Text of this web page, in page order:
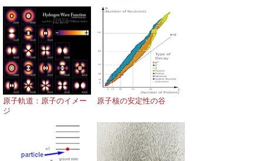
原子軌道：原子のイメー
ジ
原子核の安定性の谷